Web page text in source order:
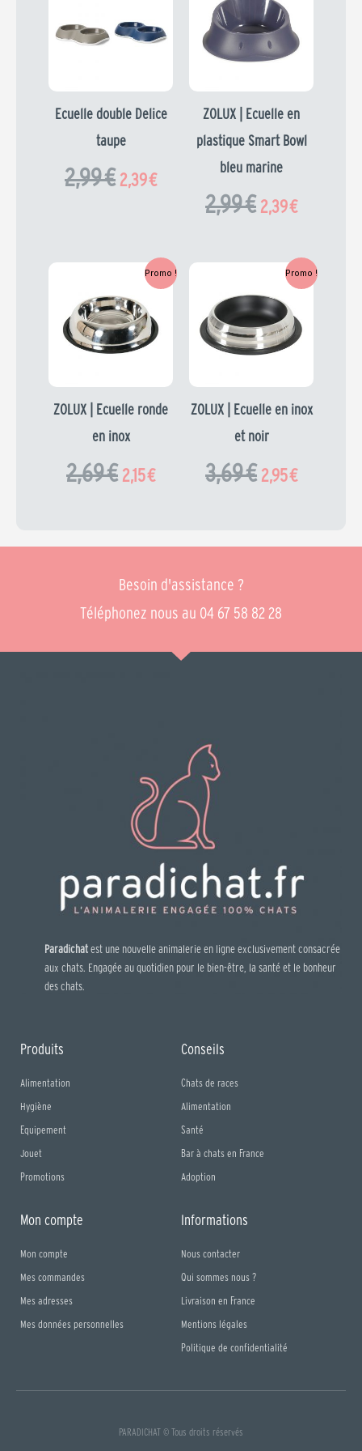
Ecuelle double Delice
taupe
2,99€
initial
était :
2,39€
actuel
est :
ZOLUX | Ecuelle en
plastique Smart Bowl
bleu marine
2,99€
initial
était :
2,39€
est :
Promo !
ZOLUX | Ecuelle ronde
en inox
2,69€
prix
initial
était :
2,15€
Le
actuel
est :
Promo !
ZOLUX | Ecuelle en inox
et noir
3,69€
prix
initial
était :
2,95€
Le
actuel
est :
Besoin d'assistance ?
Téléphonez nous au 04 67 58 82 28
Paradichatest une nouvelle animalerie en ligne exclusivement consacrée
aux chats. Engagée au quotidien pour le bien-être, la santé et le bonheur
des chats.
Produits
Alimentation
Hygiène
Equipement
Jouet
Promotions
Conseils
Chats de races
Alimentation
Santé
Bar à chats en France
Adoption
Mon compte
Mon compte
Mes commandes
Mes adresses
Mes données personnelles
Informations
Nous contacter
Qui sommes nous ?
Livraison en France
Mentions légales
Politique de confidentialité
PARADICHAT © Tous droits réservés